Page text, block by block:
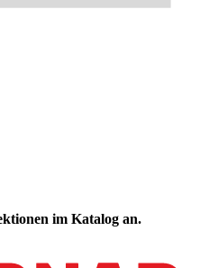
im Katalog an.